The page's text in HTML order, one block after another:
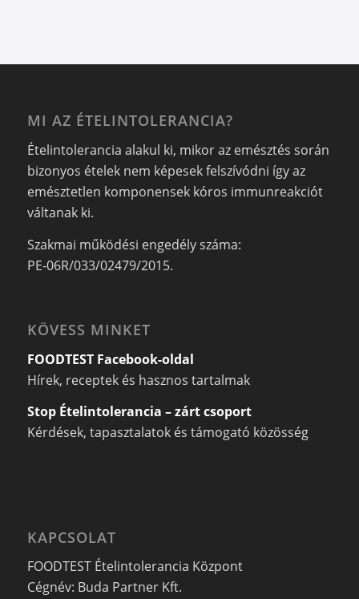
MI AZ ÉTELINTOLERANCIA?
Ételintolerancia alakul ki, mikor az emésztés során
bizonyos ételek nem képesek felszívódni így az
emésztetlen komponensek kóros immunreakciót
váltanak ki.
Szakmai működési engedély száma:
PE-06R/033/02479/2015.
KÖVESS MINKET
FOODTEST Facebook-oldal
Hírek, receptek és hasznos tartalmak
Stop Ételintolerancia – zárt csoport
Kérdések, tapasztalatok és támogató közösség
KAPCSOLAT
FOODTEST Ételintolerancia Központ
Cégnév: Buda Partner Kft.